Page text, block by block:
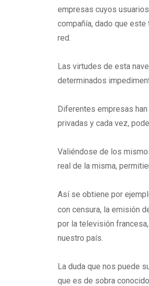
empresas cuyos
compañía, dado que
red.
Las virtudes de esta
determinados
Diferentes empresas
privadas y cada vez,
Valiéndose de los
real de la misma,
Así se obtiene por
con censura, la emisión
por la televisión
nuestro país.
La duda que nos puede
que es de sobra